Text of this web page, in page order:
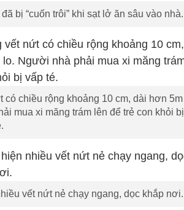
bị “cuốn trôi” khi sạt lở ăn sâu vào nhà.
chiều rộng khoảng 10 cm, dài hơn 5m
mua xi măng trám lên để trẻ con khỏi bị
vết nứt nẻ chạy ngang, dọc khắp nơi.